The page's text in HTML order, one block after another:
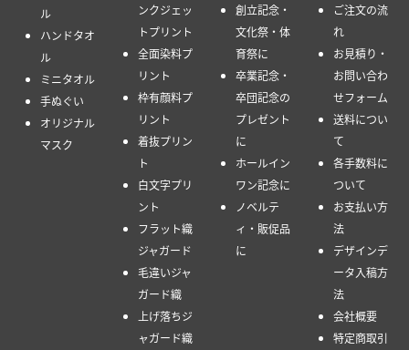
ル
ハンドタオ
ル
ミニタオル
手ぬぐい
オリジナル
マスク
ンクジェッ
トプリント
全面染料プ
リント
枠有顔料プ
リント
着抜プリン
ト
白文字プリ
ント
フラット織
ジャガード
毛違いジャ
ガード織
上げ落ちジ
ャガード織
創立記念・
文化祭・体
育祭に
卒業記念・
卒団記念の
プレゼント
に
ホールイン
ワン記念に
ノベルテ
ィ・販促品
に
ご注文の流
れ
お見積り・
お問い合わ
せフォーム
送料につい
て
各手数料に
ついて
お支払い方
法
デザインデ
ータ入稿方
法
会社概要
特定商取引